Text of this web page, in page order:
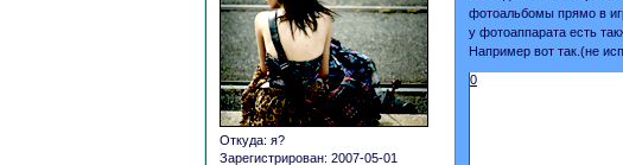
Откуда: я?
Зарегистрирован: 2007-05-01
фотоальбомы прямо в
у фотоаппарата есть
Например вот так.(не
0